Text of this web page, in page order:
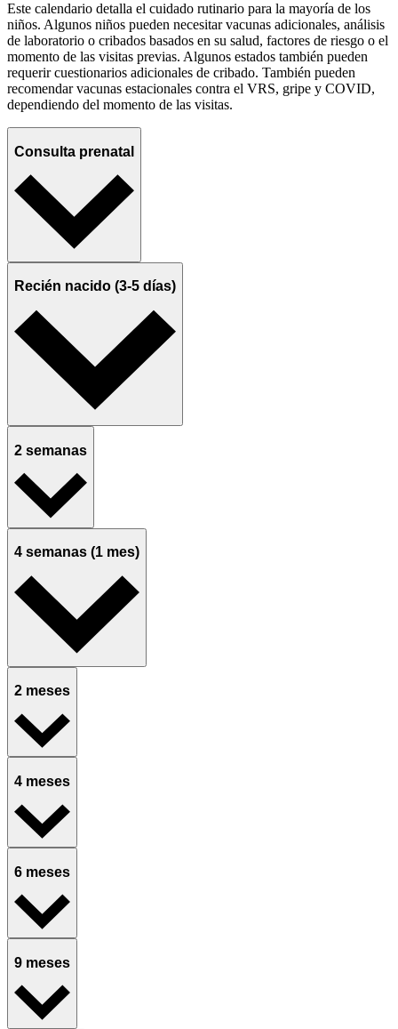
Este calendario detalla el cuidado rutinario para la mayoría de los
niños. Algunos niños pueden necesitar vacunas adicionales, análisis
de laboratorio o cribados basados en su salud, factores de riesgo o el
momento de las visitas previas. Algunos estados también pueden
requerir cuestionarios adicionales de cribado. También pueden
recomendar vacunas estacionales contra el VRS, gripe y COVID,
dependiendo del momento de las visitas.
Consulta prenatal
Recién nacido (3-5 días)
2 semanas
4 semanas (1 mes)
2 meses
4 meses
6 meses
9 meses